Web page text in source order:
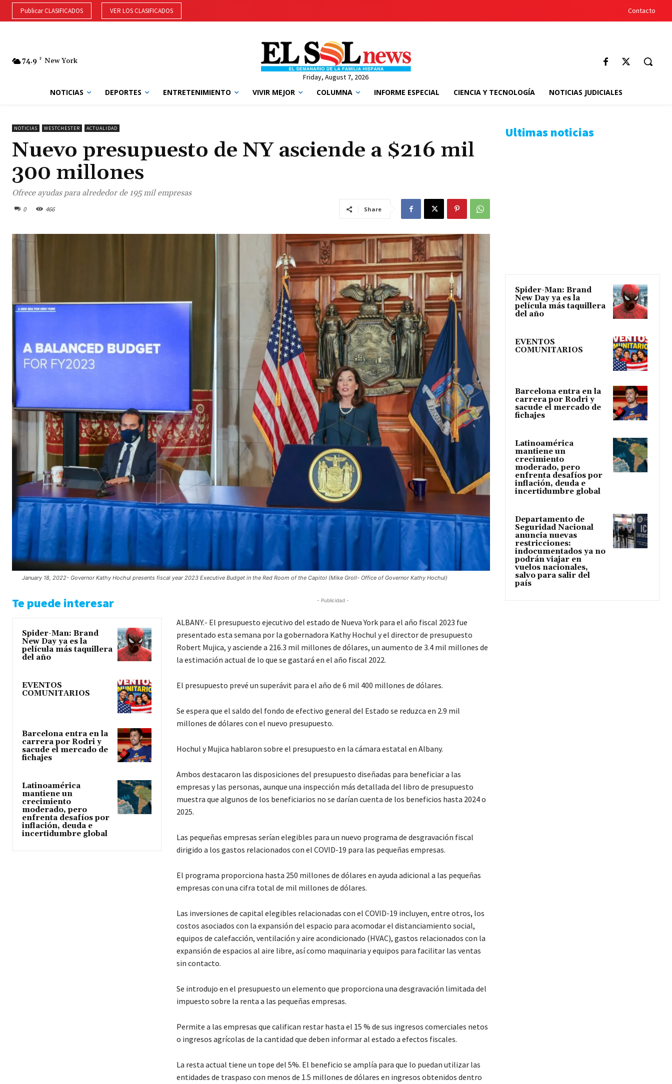
Publicar CLASIFICADOS VER LOS CLASIFICADOS Contacto
74.9 F New York
Friday, August 7, 2026
NOTICIAS DEPORTES ENTRETENIMIENTO VIVIR MEJOR COLUMNA INFORME ESPECIAL CIENCIA Y TECNOLOGÍA NOTICIAS JUDICIALES
NOTICIAS WESTCHESTER ACTUALIDAD
Nuevo presupuesto de NY asciende a $216 mil
300 millones
Ofrece ayudas para alrededor de 195 mil empresas
0 466 Share
January 18, 2022- Governor Kathy Hochul presents fiscal year 2023 Executive Budget in the Red Room of the Capitol (Mike Groll- Office of Governor Kathy Hochul)
Te puede interesar
Spider-Man: Brand
New Day ya es la
película más taquillera
del año
EVENTOS
COMUNITARIOS
Barcelona entra en la
carrera por Rodri y
sacude el mercado de
fichajes
Latinoamérica
mantiene un
crecimiento
moderado, pero
enfrenta desafíos por
inflación, deuda e
incertidumbre global
- Publicidad -
ALBANY.- El presupuesto ejecutivo del estado de Nueva York para el año fiscal 2023 fue
presentado esta semana por la gobernadora Kathy Hochul y el director de presupuesto
Robert Mujica, y asciende a 216.3 mil millones de dólares, un aumento de 3.4 mil millones de
la estimación actual de lo que se gastará en el año fiscal 2022.
El presupuesto prevé un superávit para el año de 6 mil 400 millones de dólares.
Se espera que el saldo del fondo de efectivo general del Estado se reduzca en 2.9 mil
millones de dólares con el nuevo presupuesto.
Hochul y Mujica hablaron sobre el presupuesto en la cámara estatal en Albany.
Ambos destacaron las disposiciones del presupuesto diseñadas para beneficiar a las
empresas y las personas, aunque una inspección más detallada del libro de presupuesto
muestra que algunos de los beneficiarios no se darían cuenta de los beneficios hasta 2024 o
2025.
Las pequeñas empresas serían elegibles para un nuevo programa de desgravación fiscal
dirigido a los gastos relacionados con el COVID-19 para las pequeñas empresas.
El programa proporciona hasta 250 millones de dólares en ayuda adicional a las pequeñas
empresas con una cifra total de mil millones de dólares.
Las inversiones de capital elegibles relacionadas con el COVID-19 incluyen, entre otros, los
costos asociados con la expansión del espacio para acomodar el distanciamiento social,
equipos de calefacción, ventilación y aire acondicionado (HVAC), gastos relacionados con la
expansión de espacios al aire libre, así como maquinaria y equipos para facilitar las ventas
sin contacto.
Se introdujo en el presupuesto un elemento que proporciona una desgravación limitada del
impuesto sobre la renta a las pequeñas empresas.
Permite a las empresas que califican restar hasta el 15 % de sus ingresos comerciales netos
o ingresos agrícolas de la cantidad que deben informar al estado a efectos fiscales.
La resta actual tiene un tope del 5%. El beneficio se amplía para que lo puedan utilizar las
entidades de traspaso con menos de 1.5 millones de dólares en ingresos obtenidos dentro
Ultimas noticias
Spider-Man: Brand
New Day ya es la
película más taquillera
del año
EVENTOS
COMUNITARIOS
Barcelona entra en la
carrera por Rodri y
sacude el mercado de
fichajes
Latinoamérica
mantiene un
crecimiento
moderado, pero
enfrenta desafíos por
inflación, deuda e
incertidumbre global
Departamento de
Seguridad Nacional
anuncia nuevas
restricciones:
indocumentados ya no
podrán viajar en
vuelos nacionales,
salvo para salir del
país